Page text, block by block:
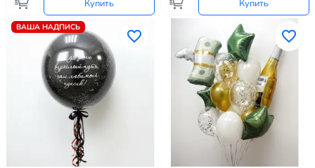
Купить Купить
ВАША НАДПИСЬ